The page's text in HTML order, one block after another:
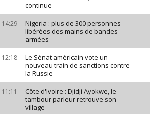
continue
14:29
Nigeria : plus de 300 personnes
libérées des mains de bandes
armées
12:18
Le Sénat américain vote un
nouveau train de sanctions contre
la Russie
11:11
Côte d'Ivoire : Djidji Ayokwe, le
tambour parleur retrouve son
village